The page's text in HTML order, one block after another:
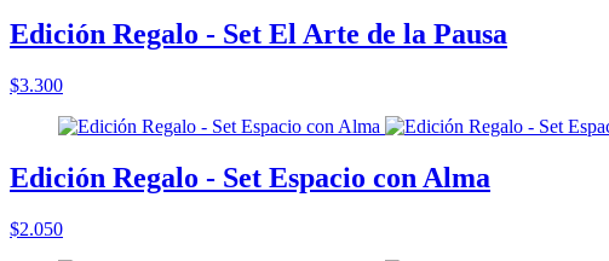
Edición Regalo - Set El Arte de la Pausa
$3.300
Edición Regalo - Set Espacio con Alma
$2.050